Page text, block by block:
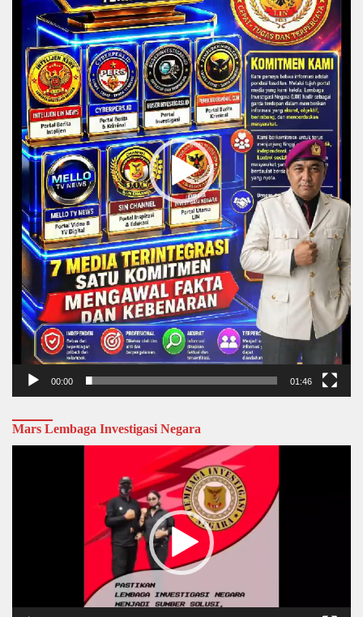
00:00 01:46
Mars Lembaga Investigasi Negara